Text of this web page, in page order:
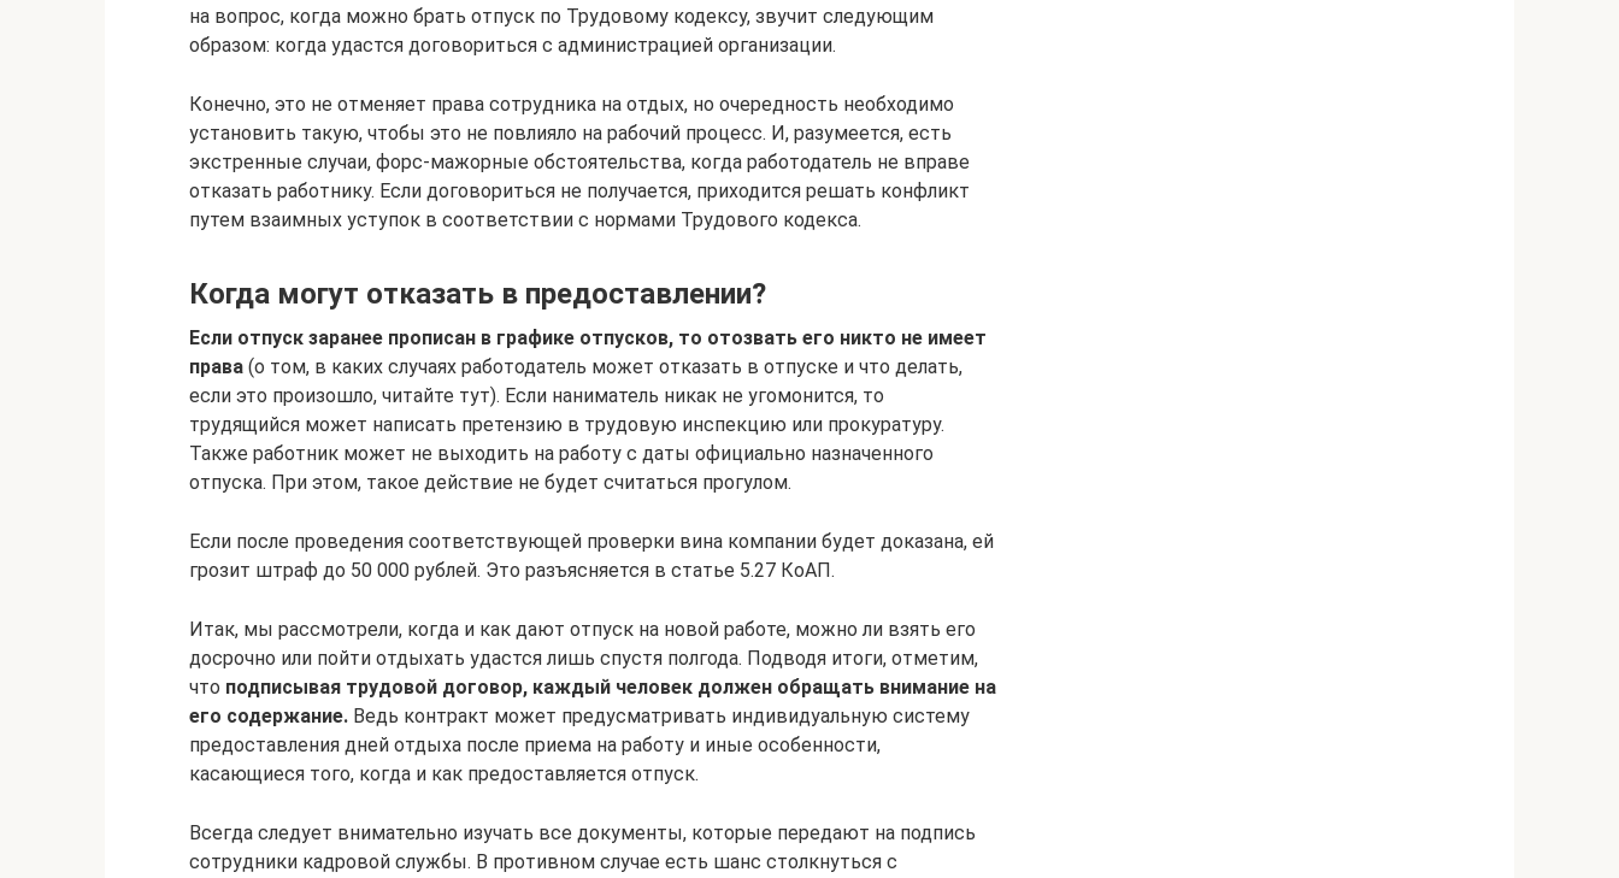
на вопрос, когда можно брать отпуск по Трудовому кодексу, звучит следующим
образом: когда удастся договориться с администрацией организации.
Конечно, это не отменяет права сотрудника на отдых, но очередность необходимо
установить такую, чтобы это не повлияло на рабочий процесс. И, разумеется, есть
экстренные случаи, форс-мажорные обстоятельства, когда работодатель не вправе
отказать работнику. Если договориться не получается, приходится решать конфликт
путем взаимных уступок в соответствии с нормами Трудового кодекса.
Когда могут отказать в предоставлении?
Если отпуск заранее прописан в графике отпусков, то отозвать его никто не имеет
права (о том, в каких случаях работодатель может отказать в отпуске и что делать,
если это произошло, читайте тут). Если наниматель никак не угомонится, то
трудящийся может написать претензию в трудовую инспекцию или прокуратуру.
Также работник может не выходить на работу с даты официально назначенного
отпуска. При этом, такое действие не будет считаться прогулом.
Если после проведения соответствующей проверки вина компании будет доказана, ей
грозит штраф до 50 000 рублей. Это разъясняется в статье 5.27 КоАП.
Итак, мы рассмотрели, когда и как дают отпуск на новой работе, можно ли взять его
досрочно или пойти отдыхать удастся лишь спустя полгода. Подводя итоги, отметим,
что подписывая трудовой договор, каждый человек должен обращать внимание на
его содержание. Ведь контракт может предусматривать индивидуальную систему
предоставления дней отдыха после приема на работу и иные особенности,
касающиеся того, когда и как предоставляется отпуск.
Всегда следует внимательно изучать все документы, которые передают на подпись
сотрудники кадровой службы. В противном случае есть шанс столкнуться с